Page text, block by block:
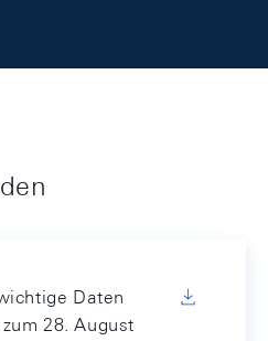
Daten
28. August